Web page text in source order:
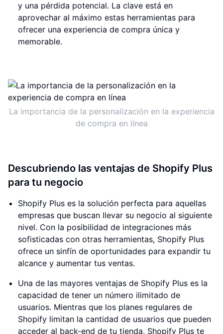
y una pérdida potencial. La clave está en
aprovechar al máximo estas herramientas para
ofrecer una experiencia de compra única y
memorable.
La importancia de la personalización en la experiencia
de compra en línea
Descubriendo las ventajas de Shopify Plus
para tu negocio
Shopify Plus es la solución perfecta para aquellas
empresas que buscan llevar su negocio al siguiente
nivel. Con la posibilidad de integraciones más
sofisticadas con otras herramientas, Shopify Plus
ofrece un sinfín de oportunidades para expandir tu
alcance y aumentar tus ventas.
Una de las mayores ventajas de Shopify Plus es la
capacidad de tener un número ilimitado de
usuarios. Mientras que los planes regulares de
Shopify limitan la cantidad de usuarios que pueden
acceder al back-end de tu tienda, Shopify Plus te